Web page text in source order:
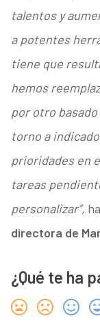
talentos y
a potentes
tiene que
hemos
por otro
torno a
prioridades en
tareas
personalizar”,
directora de
¿Qué te ha